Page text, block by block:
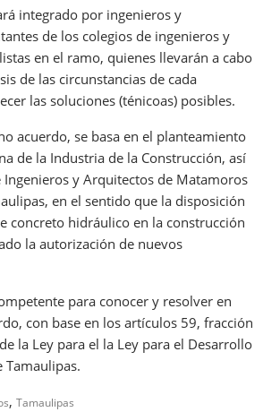
integrado por ingenieros y
de los colegios de ingenieros y
en el ramo, quienes llevarán a cabo
de las circunstancias de cada
las soluciones (ténicoas) posibles.
acuerdo, se basa en el planteamiento
de la Industria de la Construcción, así
Ingenieros y Arquitectos de Matamoros
en el sentido que la disposición
concreto hidráulico en la construcción
la autorización de nuevos
para conocer y resolver en
con base en los artículos 59, fracción
la Ley para el la Ley para el Desarrollo
Tamaulipas.
,Tamaulipas